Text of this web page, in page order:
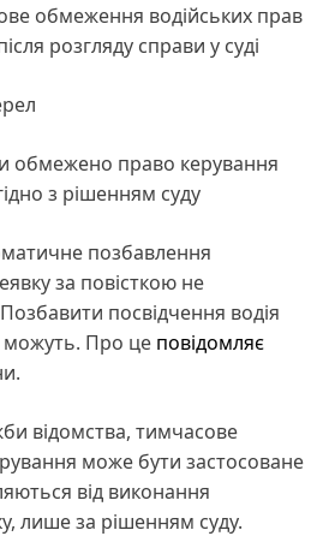
обмеження водійських прав
розгляду справи у суді
обмежено право керування
з рішенням суду
позбавлення
за повісткою не
Позбавити посвідчення водія
можуть. Про це повідомляє
відомства, тимчасове
може бути застосоване
від виконання
лише за рішенням суду.